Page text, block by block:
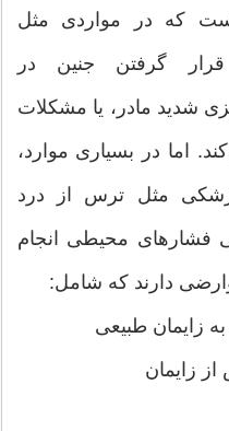
که در مواردی مثل
گرفتن جنین در
شدید مادر، یا مشکلات
اما در بسیاری موارد،
مثل ترس از درد
فشارهای محیطی انجام
دارند که شامل:
زایمان طبیعی
زایمان